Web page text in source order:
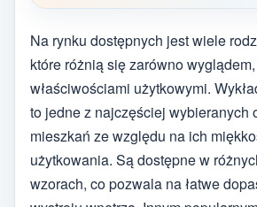
Na rynku dostępnych jest wiele
które różnią się zarówno
właściwościami użytkowymi.
to jedne z najczęściej wybieranych
mieszkań ze względu na ich
użytkowania. Są dostępne w
wzorach, co pozwala na łatwe